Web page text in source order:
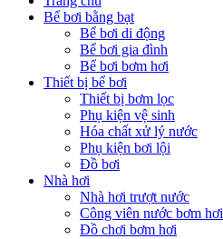
Bể bơi bằng bạt
Bể bơi di động
Bể bơi gia đình
Bể bơi bơm hơi
Thiết bị bể bơi
Thiết bị bơm lọc
Phụ kiện vệ sinh
Hóa chất xử lý nước
Phụ kiện bơi lội
Đồ bơi
Nhà hơi
Nhà hơi trượt nước
Công viên nước bơm hơi
Đồ chơi bơm hơi